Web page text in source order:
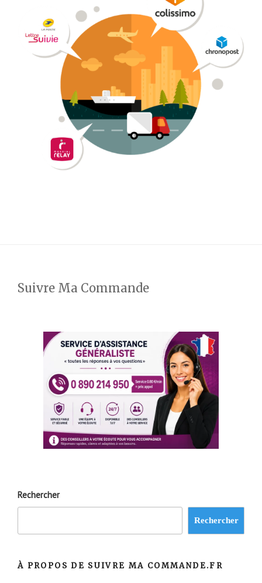
Suivre Ma Commande
Rechercher
Rechercher
À PROPOS DE SUIVRE MA COMMANDE.FR